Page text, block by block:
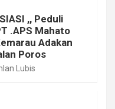
,, Peduli
.APS Mahato
Adakan
Poros
Lubis